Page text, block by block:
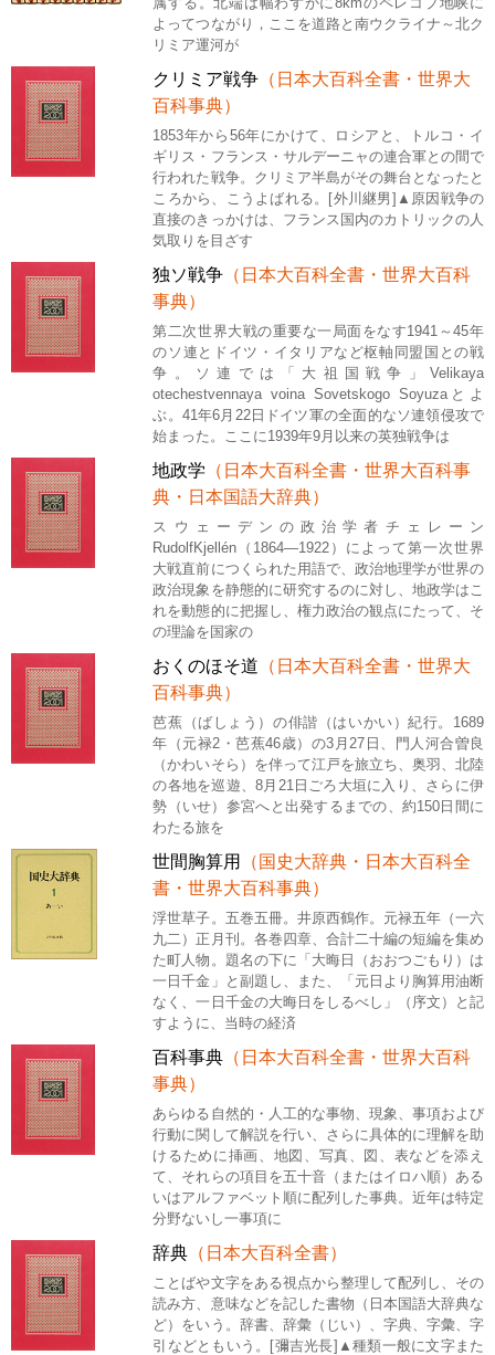
よってつながり，ここを道路と南ウクライナ～北ク
リミア運河が
クリミア戦争 （日本大百科全書・世界大
百科事典）
1853年から56年にかけて、ロシアと、トルコ・イ
ギリス・フランス・サルデーニャの連合軍との間で
行われた戦争。クリミア半島がその舞台となったと
ころから、こうよばれる。[外川継男]▲原因戦争の
直接のきっかけは、フランス国内のカトリックの人
気取りを目ざす
独ソ戦争 （日本大百科全書・世界大百科
事典）
第二次世界大戦の重要な一局面をなす1941～45年
のソ連とドイツ・イタリアなど枢軸同盟国との戦
争。ソ連では「大祖国戦争」Velikaya
otechestvennaya voina Sovetskogo Soyuzaとよ
ぶ。41年6月22日ドイツ軍の全面的なソ連領侵攻で
始まった。ここに1939年9月以来の英独戦争は
地政学 （日本大百科全書・世界大百科事
典・日本国語大辞典）
スウェーデンの政治学者チェレーン
RudolfKjellén（1864―1922）によって第一次世界
大戦直前につくられた用語で、政治地理学が世界の
政治現象を静態的に研究するのに対し、地政学はこ
れを動態的に把握し、権力政治の観点にたって、そ
の理論を国家の
おくのほそ道 （日本大百科全書・世界大
百科事典）
芭蕉（ばしょう）の俳諧（はいかい）紀行。1689
年（元禄2・芭蕉46歳）の3月27日、門人河合曽良
（かわいそら）を伴って江戸を旅立ち、奥羽、北陸
の各地を巡遊、8月21日ごろ大垣に入り、さらに伊
勢（いせ）参宮へと出発するまでの、約150日間に
わたる旅を
世間胸算用
（国史大辞典・日本大百科全
書・世界大百科事典）
浮世草子。五巻五冊。井原西鶴作。元禄五年（一六
九二）正月刊。各巻四章、合計二十編の短編を集め
た町人物。題名の下に「大晦日（おおつごもり）は
一日千金」と副題し、また、「元日より胸算用油断
なく、一日千金の大晦日をしるべし」（序文）と記
すように、当時の経済
百科事典 （日本大百科全書・世界大百科
事典）
あらゆる自然的・人工的な事物、現象、事項および
行動に関して解説を行い、さらに具体的に理解を助
けるために挿画、地図、写真、図、表などを添え
て、それらの項目を五十音（またはイロハ順）ある
いはアルファベット順に配列した事典。近年は特定
分野ないし一事項に
辞典 （日本大百科全書）
ことばや文字をある視点から整理して配列し、その
読み方、意味などを記した書物（日本国語大辞典な
ど）をいう。辞書、辞彙（じい）、字典、字彙、字
引などともいう。[彌吉光長]▲種類一般に文字また